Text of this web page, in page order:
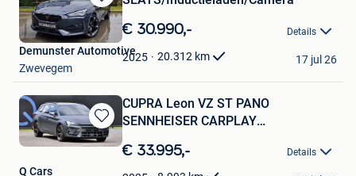
Bewaren
in
Mijn
Favorieten
€ 30.990,- Details
2025 20.312 km
Demunster Automotive
Zwevegem
17 jul 26
Bewaren
in
Favorieten
CUPRA Leon VZ ST PANO
SENNHEISER CARPLAY
€ 33.995,- Details
Q Cars